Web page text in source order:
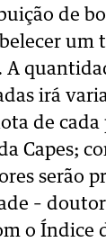
de
um
A
irá
de cada
Capes;
serão
–
o Índice